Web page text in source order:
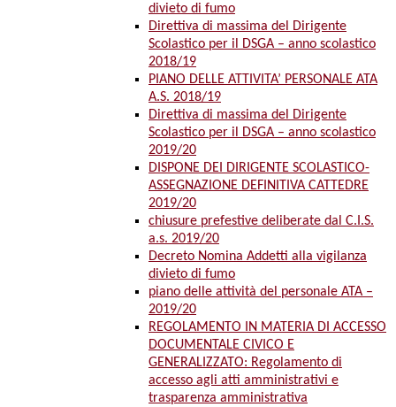
divieto di fumo
Direttiva di massima del Dirigente
Scolastico per il DSGA – anno scolastico
2018/19
PIANO DELLE ATTIVITA’ PERSONALE ATA
A.S. 2018/19
Direttiva di massima del Dirigente
Scolastico per il DSGA – anno scolastico
2019/20
DISPONE DEI DIRIGENTE SCOLASTICO-
ASSEGNAZIONE DEFINITIVA CATTEDRE
2019/20
chiusure prefestive deliberate dal C.I.S.
a.s. 2019/20
Decreto Nomina Addetti alla vigilanza
divieto di fumo
piano delle attività del personale ATA –
2019/20
REGOLAMENTO IN MATERIA DI ACCESSO
DOCUMENTALE CIVICO E
GENERALIZZATO: Regolamento di
accesso agli atti amministrativi e
trasparenza amministrativa